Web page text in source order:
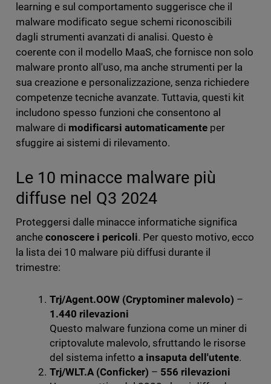
learning e sul comportamento suggerisce che il
malware modificato segue schemi riconoscibili
dagli strumenti avanzati di analisi. Questo è
coerente con il modello MaaS, che fornisce non solo
malware pronto all'uso, ma anche strumenti per la
sua creazione e personalizzazione, senza richiedere
competenze tecniche avanzate. Tuttavia, questi kit
includono spesso funzioni che consentono al
malware di modificarsi automaticamente per
sfuggire ai sistemi di rilevamento.
Le 10 minacce malware più
diffuse nel Q3 2024
Proteggersi dalle minacce informatiche significa
anche conoscere i pericoli. Per questo motivo, ecco
la lista dei 10 malware più diffusi durante il
trimestre:
Trj/Agent.OOW (Cryptominer malevolo) –
1.440 rilevazioni
Questo malware funziona come un miner di
criptovalute malevolo, sfruttando le risorse
del sistema infetto a insaputa dell'utente.
Trj/WLT.A (Conficker) – 556 rilevazioni